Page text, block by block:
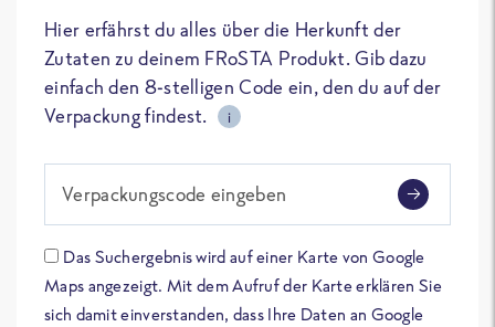
Hier erfährst du alles über die Herkunft der
Zutaten zu deinem FRoSTA Produkt. Gib dazu
einfach den 8-stelligen Code ein, den du auf der
Verpackung findest.
i
Verpackungscode eingeben
Das Suchergebnis wird auf einer Karte von Google
Maps angezeigt. Mit dem Aufruf der Karte erklären Sie
sich damit einverstanden, dass Ihre Daten an Google